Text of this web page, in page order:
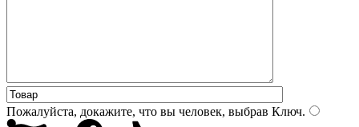
Пожалуйста, докажите, что вы человек, выбрав Ключ.